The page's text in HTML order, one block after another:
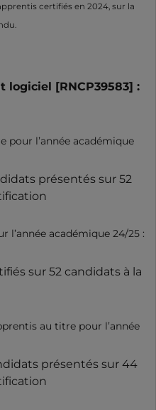
certifiés en 2024, sur la
logiciel [RNCP39583] :
pour l’année académique
présentés sur 52
l’année académique 24/25 :
sur 52 candidats à la
au titre pour l’année
présentés sur 44